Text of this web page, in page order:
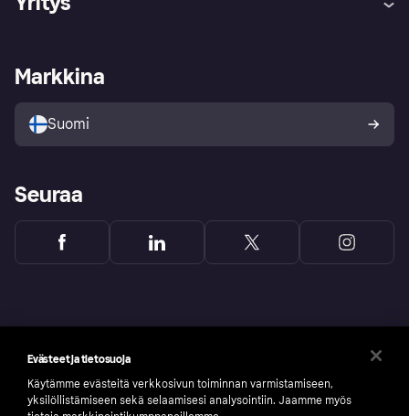
Kirjaudu sisään
Tutustu kauppoihin
Ostajan turva
Kirjaudu sisään yrityksenä
Markkina
Suomi
Seuraa
Evästeet ja tietosuoja
Käytämme evästeitä verkkosivun toiminnan varmistamiseen,
yksilöllistämiseen sekä selaamisesi analysointiin. Jaamme myös